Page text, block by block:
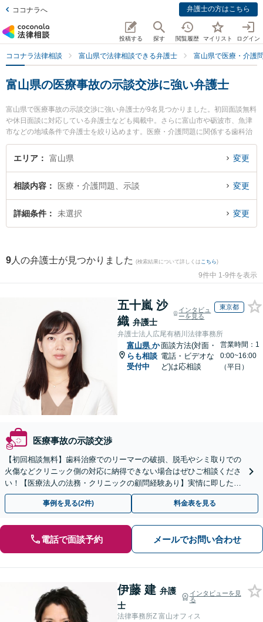
ココナラへ 弁護士の方はこちら
投稿する 探す 閲覧履歴 マイリスト ログイン
ココナラ法律相談 富山県で法律相談できる弁護士 富山県で医療・介護
富山県の医療事故の示談交渉に強い弁護士
富山県で医療事故の示談交渉に強い弁護士が9名見つかりました。初回面談無料
や休日面談に対応している弁護士なども掲載中。さらに富山市や砺波市、魚津
市などの地域条件で弁護士を絞り込めます。医療・介護問題に関係する歯科治
療ミスや美容整形のトラブル、産婦人科の訴訟等の細かな分野での絞り込み検
索もでき便利です。特に法律事務所Z 富山オフィスの伊藤 建弁護士や脇法律事
療事故の示談交渉のトラブルを今すぐに弁護士に相談したい』『医療事故の示
談交渉のトラブル解決の実績豊富な近くの弁護士を検索したい』『初回相談無
料で医療事故の示談交渉を法律相談できる富山県内の弁護士に相談予約した
エリア 富山県 変更
相談内容 医療・介護問題、示談 変更
詳細条件 未選択 変更
9 人の弁護士が見つかりました (検索結果について詳しくは こちら)
9件中 1-9件を表示
五十嵐 沙
織 弁護士
インタビュ
ーを見る
東京都
弁護士法人広尾有栖川法律事務所
富山県 か
らも相談
受付中
面談方法(対面・
電話・ビデオな
ど)は応相談
営業時間：1
0:00~16:00
（平日）
医療事故の示談交渉
【初回相談無料】歯科治療でのリーマーの破損、脱毛やシミ取りでの
火傷などクリニック側の対応に納得できない場合はぜひご相談くださ
い！【医療法人の法務・クリニックの顧問経験あり】実情に即したア
ドバイスで、納得のできるトラブルの解決を目指します。
事例を見る(2件) 料金表を見る
電話で面談予約 メールでお問い合わせ
伊藤 建 弁護
士
インタビューを見
る
法律事務所Z 富山オフィス